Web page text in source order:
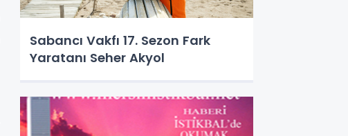
Sabancı Vakfı 17. Sezon Fark
Yaratanı Seher Akyol